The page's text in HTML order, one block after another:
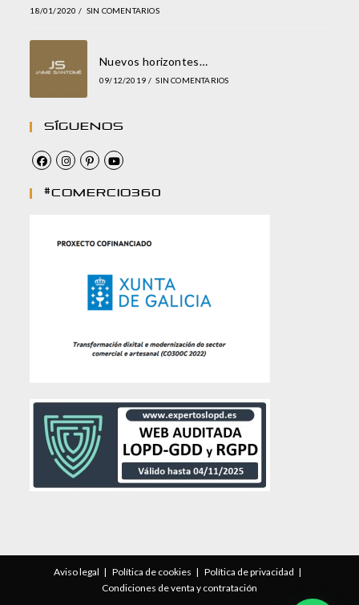
18/01/2020 / SIN COMENTARIOS
Nuevos horizontes…
09/12/2019 / SIN COMENTARIOS
Síguenos
#comercio360
Aviso legal Política de cookies
Política de privacidad
Condiciones de venta y contratación